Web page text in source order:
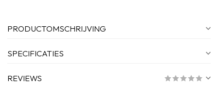
PRODUCTOMSCHRIJVING
SPECIFICATIES
REVIEWS